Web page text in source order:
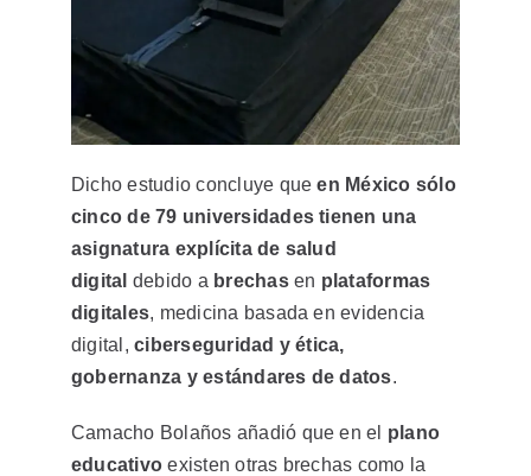
Dicho estudio concluye que en México sólo
cinco de 79 universidades tienen una
asignatura explícita de salud
digital debido a brechasen plataformas
digitales, medicina basada en evidencia
digital,ciberseguridad y ética,
gobernanza y estándares de datos.
Camacho Bolaños añadió que en el plano
educativoexisten otras brechas como la